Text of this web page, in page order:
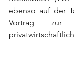
ebenso auf der
Vortrag zur